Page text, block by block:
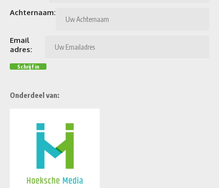
Achternaam:
Email
adres:
Onderdeel van: